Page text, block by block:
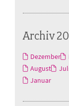
Archiv
Dezember
August
Januar